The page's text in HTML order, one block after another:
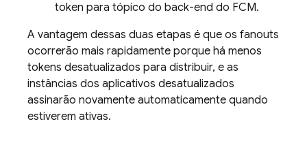
token para tópico do back-end do FCM.
A vantagem dessas duas etapas é que os fanouts
ocorrerão mais rapidamente porque há menos
tokens desatualizados para distribuir, e as
instâncias dos aplicativos desatualizados
assinarão novamente automaticamente quando
estiverem ativas.